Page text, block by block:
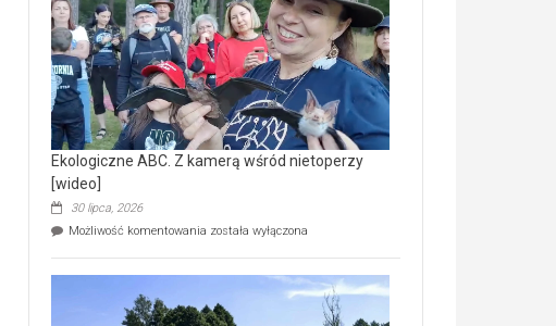
skarb
natury
[wideo]
Ekologiczne ABC. Z kamerą wśród nietoperzy
[wideo]
30 lipca, 2026
Możliwość komentowania Ekologiczne
wśród
nietoperzy
została wyłączona